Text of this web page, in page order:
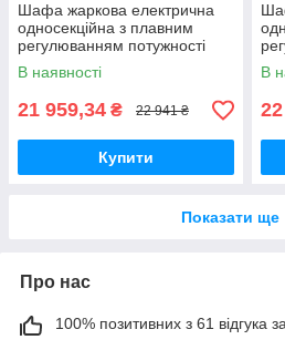
Шафа жаркова електрична
односекційна з плавним
регулюванням потужності
ШЖЕ-1-GN1/1 майстер
В наявності
21 959,34 ₴ 22 941 ₴
Купити
В
Показати ще
Про нас
100% позитивних з 61 відгука